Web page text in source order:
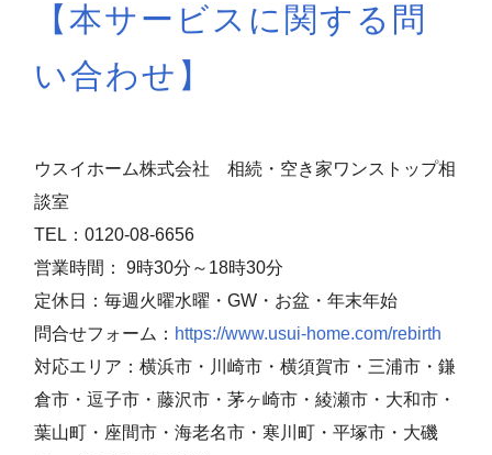
【本サービスに関する問
い合わせ】
ウスイホーム株式会社 相続・空き家ワンストップ相
談室
TEL：0120-08-6656
営業時間： 9時30分～18時30分
定休日：毎週火曜水曜・GW・お盆・年末年始
問合せフォーム： https://www.usui-home.com/rebirth
対応エリア：横浜市・川崎市・横須賀市・三浦市・鎌
倉市・逗子市・藤沢市・茅ヶ崎市・綾瀬市・ 大和市・
葉山町・座間市・海老名市・寒川町・平塚市・大磯